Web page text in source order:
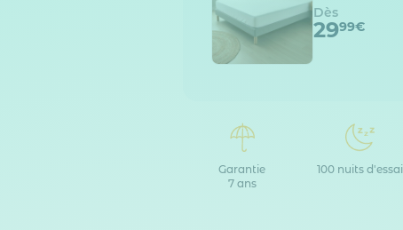
Dès
2999€
Garantie
7 ans
100 nuits d'essai